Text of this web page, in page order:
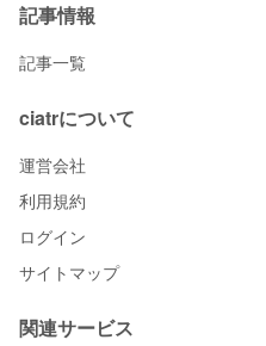
記事情報
記事一覧
ciatrについて
運営会社
利用規約
ログイン
サイトマップ
関連サービス